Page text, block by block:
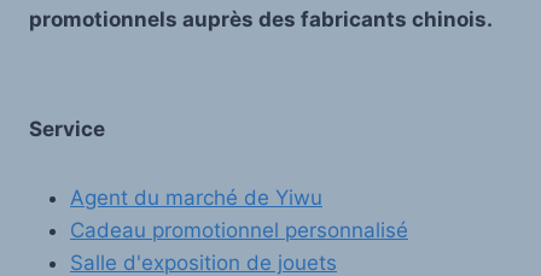
promotionnels auprès des fabricants chinois.
Service
Agent du marché de Yiwu
Cadeau promotionnel personnalisé
Salle d'exposition de jouets